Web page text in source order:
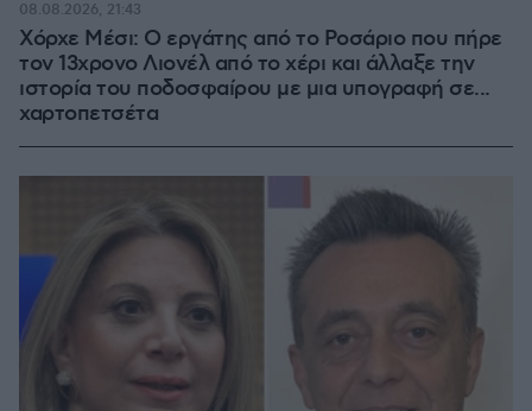
Χόρχε Μέσι: Ο εργάτης από το Ροσάριο που πήρε
τον 13χρονο Λιονέλ από το χέρι και άλλαξε την
ιστορία του ποδοσφαίρου με μια υπογραφή σε...
χαρτοπετσέτα
08.08.2026, 21:43